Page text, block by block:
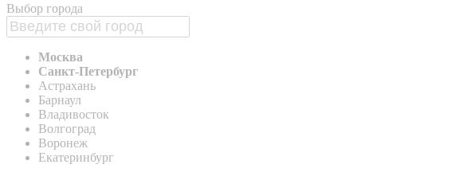
Выбор города
Москва
Санкт-Петербург
Астрахань
Барнаул
Владивосток
Волгоград
Воронеж
Екатеринбург